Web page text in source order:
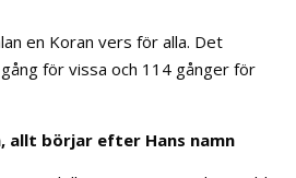
en Koran vers för alla. Det
för vissa och 114 gånger för
allt börjar efter Hans namn